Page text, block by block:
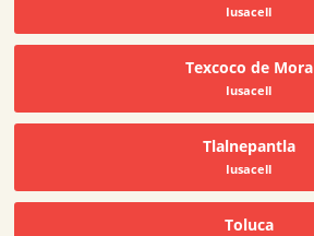
Iusacell
Texcoco de Mora
Iusacell
Tlalnepantla
Iusacell
Toluca